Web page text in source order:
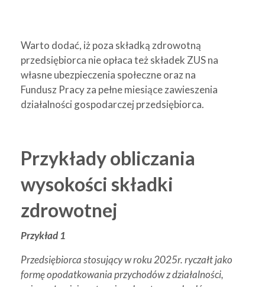
Warto dodać, iż poza składką zdrowotną
przedsiębiorca nie opłaca też składek ZUS na
własne ubezpieczenia społeczne oraz na
Fundusz Pracy za pełne miesiące zawieszenia
działalności gospodarczej przedsiębiorca.
Przykłady obliczania
wysokości składki
zdrowotnej
Przykład 1
Przedsiębiorca stosujący w roku 2025r. ryczałt jako
formę opodatkowania przychodów z działalności,